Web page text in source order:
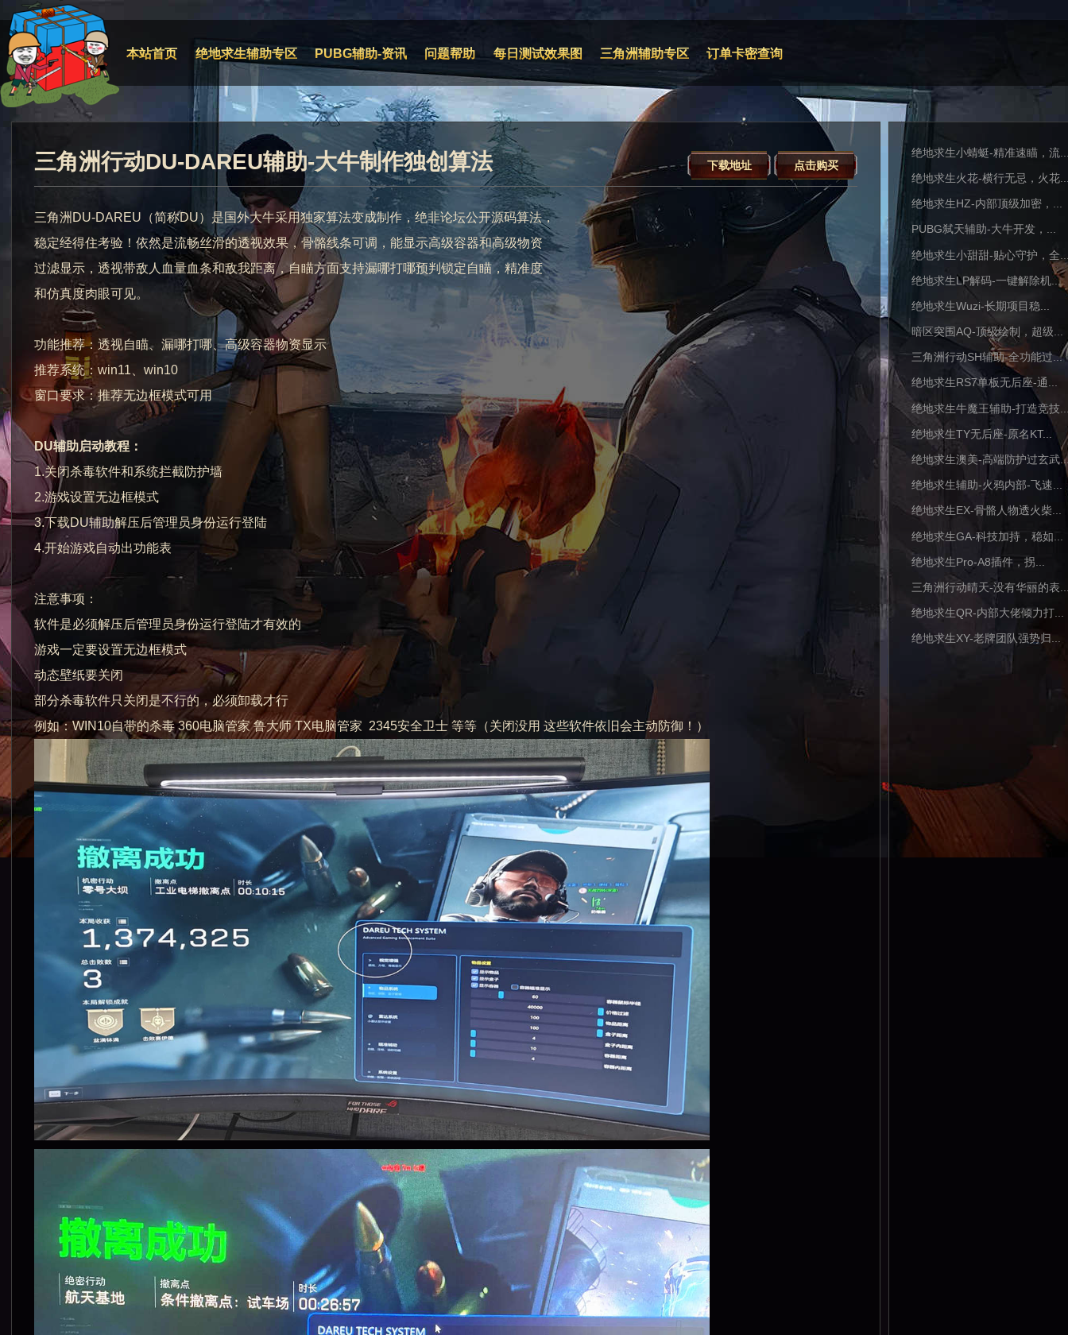
本站首页 绝地求生辅助专区 PUBG辅助-资讯 问题帮助 每日测试效果图 三角洲辅助专区 订单卡密查询
下载地址 点击购买
三角洲行动DU-DAREU辅助-大牛制作独创算法
三角洲DU-DAREU（简称DU）是国外大牛采用独家算法变成制作，绝非论坛公开源码算法，
稳定经得住考验！依然是流畅丝滑的透视效果，骨骼线条可调，能显示高级容器和高级物资
过滤显示，透视带敌人血量血条和敌我距离，自瞄方面支持漏哪打哪预判锁定自瞄，精准度
和仿真度肉眼可见。
功能推荐：透视自瞄、漏哪打哪、高级容器物资显示
推荐系统：win11、win10
窗口要求：推荐无边框模式可用
DU辅助启动教程：
1.关闭杀毒软件和系统拦截防护墙
2.游戏设置无边框模式
3.下载DU辅助解压后管理员身份运行登陆
4.开始游戏自动出功能表
注意事项：
软件是必须解压后管理员身份运行登陆才有效的
游戏一定要设置无边框模式
动态壁纸要关闭
部分杀毒软件只关闭是不行的，必须卸载才行
例如：WIN10自带的杀毒 360电脑管家 鲁大师 TX电脑管家 2345安全卫士 等等（关闭没用 这些软件依旧会主动防御！）
绝地求生小蜻蜓-精准速瞄，流
绝地求生火花-横行无忌，火花
绝地求生HZ-内部顶级加密，...
PUBG弑天辅助-大牛开发，...
绝地求生小甜甜-贴心守护，全
绝地求生LP解码-一键解除机...
绝地求生Wuzi-长期项目稳...
暗区突围AQ-顶级绘制，超级...
三角洲行动SH辅助-全功能过...
绝地求生RS7单板无后座-通...
绝地求生牛魔王辅助-打造竞技
绝地求生TY无后座-原名KT...
绝地求生澳美-高端防护过玄武
绝地求生辅助-火鸦内部-飞速...
绝地求生EX-骨骼人物透火柴...
绝地求生GA-科技加持，稳如...
绝地求生Pro-A8插件，拐...
三角洲行动晴天-没有华丽的表
绝地求生QR-内部大佬倾力打...
绝地求生XY-老牌团队强势归...